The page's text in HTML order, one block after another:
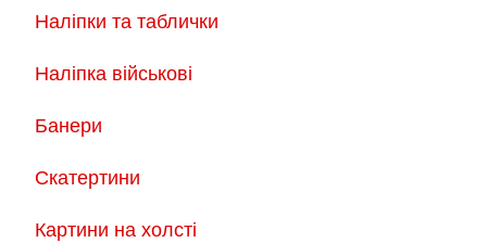
Наліпки та таблички
Наліпка військові
Банери
Скатертини
Картини на холсті